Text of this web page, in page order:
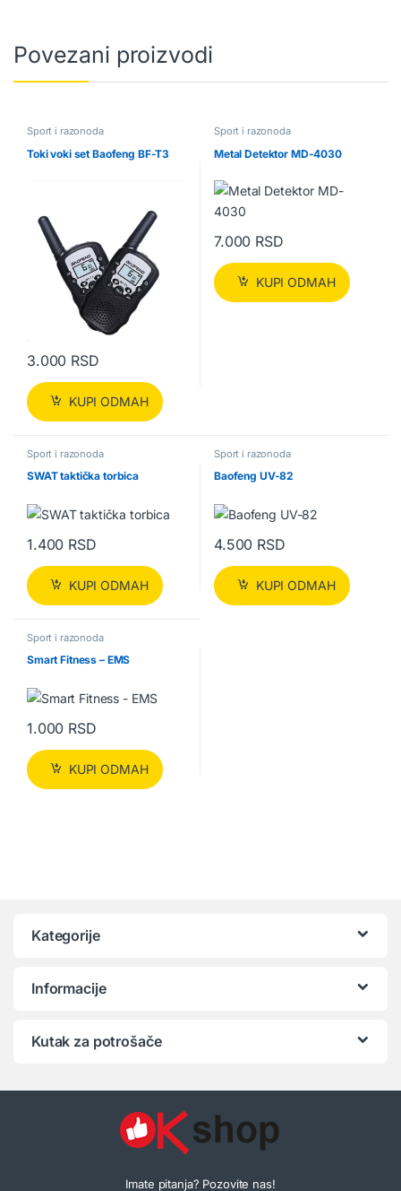
Povezani proizvodi
Sport i razonoda
Toki voki set Baofeng BF-T3
3.000 RSD
KUPI ODMAH
Sport i razonoda
Metal Detektor MD-4030
7.000 RSD
KUPI ODMAH
Sport i razonoda
SWAT taktička torbica
1.400 RSD
KUPI ODMAH
Sport i razonoda
Baofeng UV-82
4.500 RSD
KUPI ODMAH
Sport i razonoda
Smart Fitness – EMS
1.000 RSD
KUPI ODMAH
Kategorije
Informacije
Kutak za potrošače
Imate pitanja? Pozovite nas!